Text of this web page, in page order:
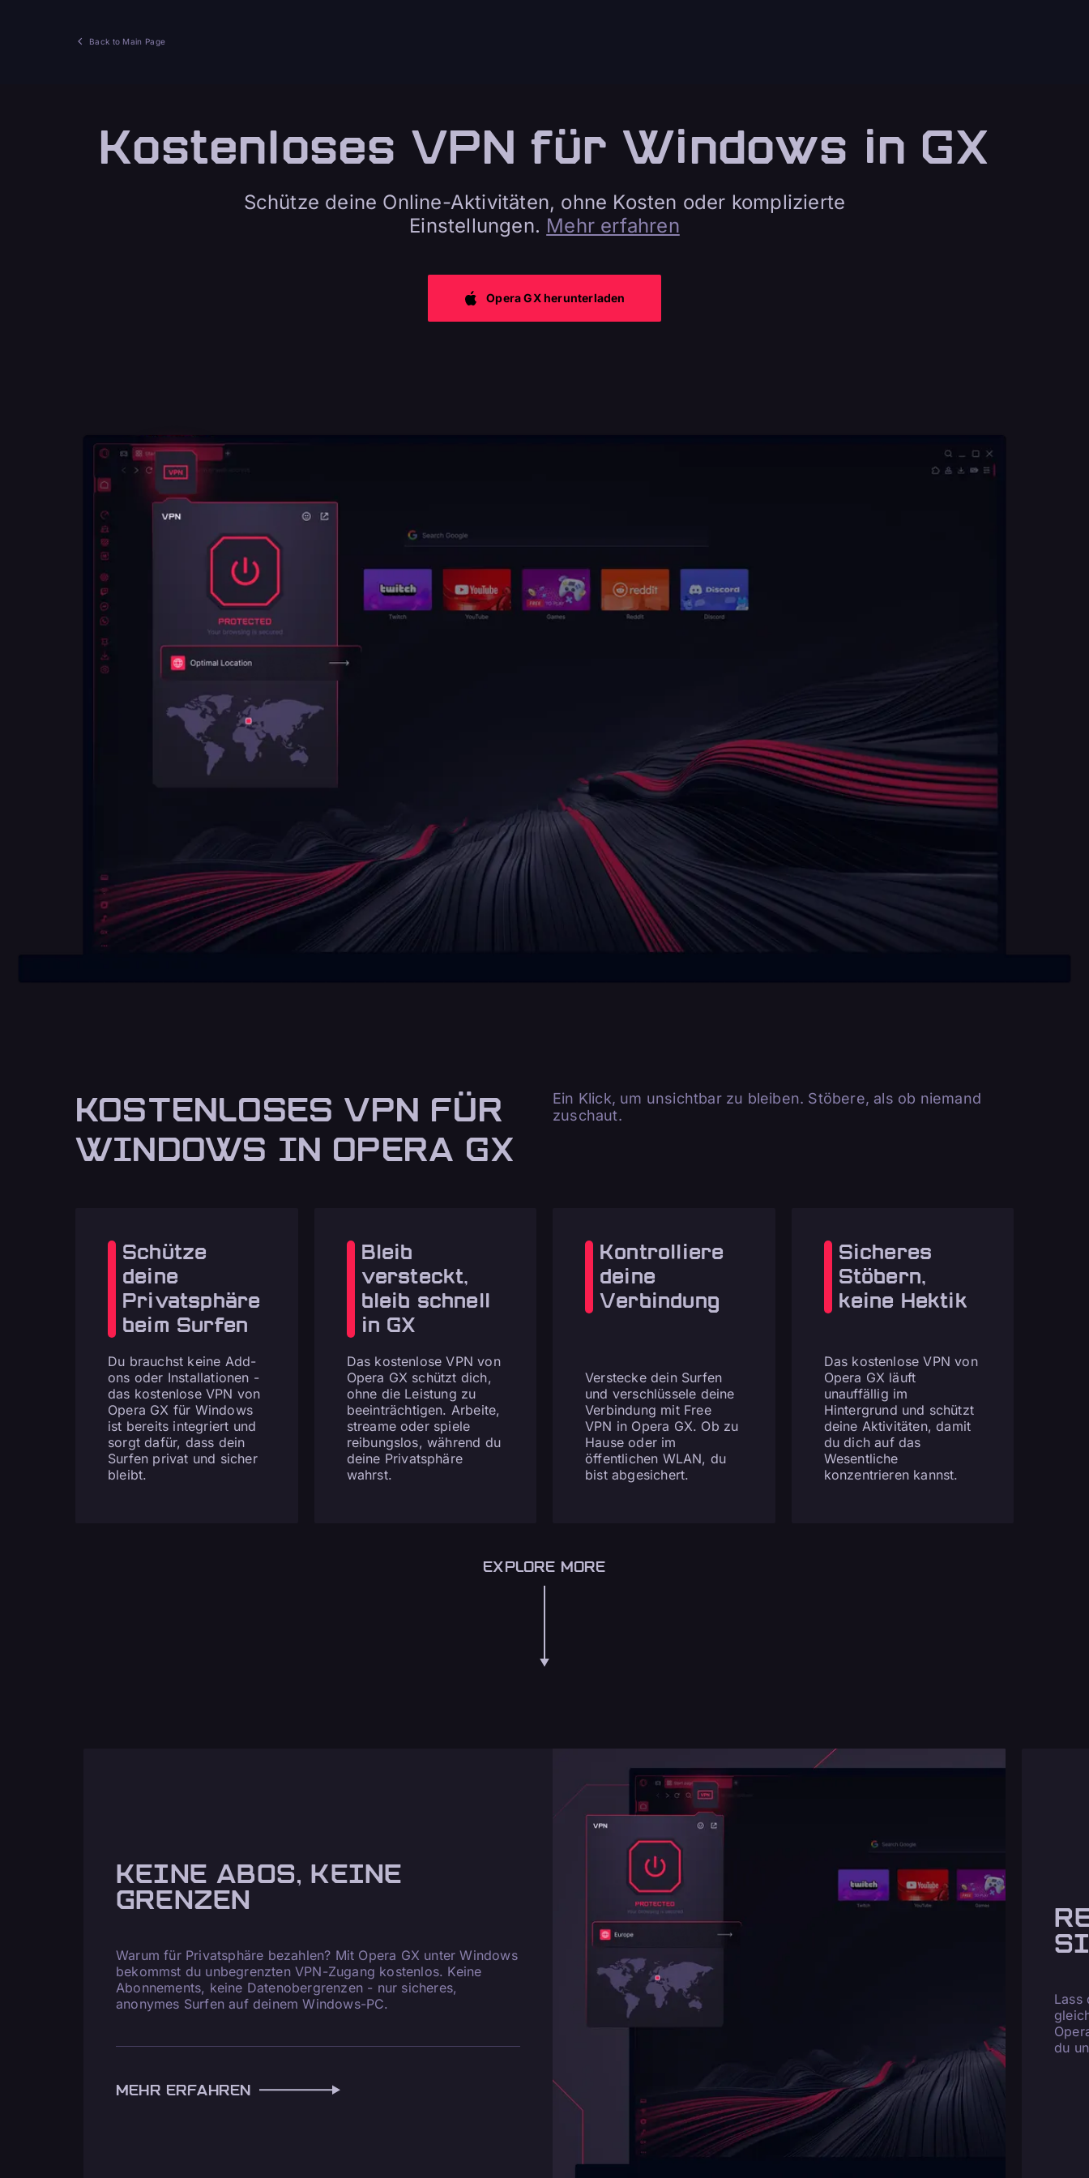
Back to Main Page
Kostenloses VPN für Windows in GX
Schütze deine Online-Aktivitäten, ohne Kosten oder komplizierte
Einstellungen. Mehr erfahren
Opera GX herunterladen
KOSTENLOSES VPN FÜR
WINDOWS IN OPERA GX
Ein Klick, um unsichtbar zu bleiben. Stöbere, als ob niemand
zuschaut.
Schütze
deine
Privatsphäre
beim Surfen
Du brauchst keine Add-
ons oder Installationen -
das kostenlose VPN von
Opera GX für Windows
ist bereits integriert und
sorgt dafür, dass dein
Surfen privat und sicher
bleibt.
Bleib
versteckt,
bleib schnell
in GX
Das kostenlose VPN von
Opera GX schützt dich,
ohne die Leistung zu
beeinträchtigen. Arbeite,
streame oder spiele
reibungslos, während du
deine Privatsphäre
wahrst.
Kontrolliere
deine
Verbindung
Verstecke dein Surfen
und verschlüssele deine
Verbindung mit Free
VPN in Opera GX. Ob zu
Hause oder im
öffentlichen WLAN, du
bist abgesichert.
Sicheres
Stöbern,
keine Hektik
Das kostenlose VPN von
Opera GX läuft
unauffällig im
Hintergrund und schützt
deine Aktivitäten, damit
du dich auf das
Wesentliche
konzentrieren kannst.
EXPLORE MORE
KEINE ABOS, KEINE
GRENZEN
Warum für Privatsphäre bezahlen? Mit Opera GX unter Windows
bekommst du unbegrenzten VPN-Zugang kostenlos. Keine
Abonnements, keine Datenobergrenzen - nur sicheres,
anonymes Surfen auf deinem Windows-PC.
MEHR ERFAHREN
Lass
du